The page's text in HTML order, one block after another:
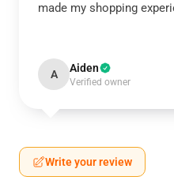
made my shopping
A Aiden
Verified owner
Write your review